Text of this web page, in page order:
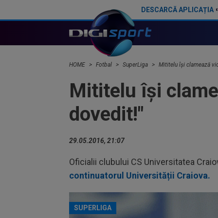
DESCARCĂ APLICAȚIA
HOME Fotbal SuperLiga Mititelu îşi clamează
Mititelu îşi
dovedit!"
29.05.2016, 21:07
Oficialii clubului CS Universitatea
continuatorul Universității Craiova.
SUPERLIGA